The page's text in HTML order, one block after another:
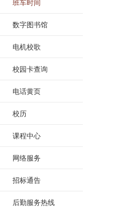
班车时间
数字图书馆
电机校歌
校园卡查询
电话黄页
校历
课程中心
网络服务
招标通告
后勤服务热线